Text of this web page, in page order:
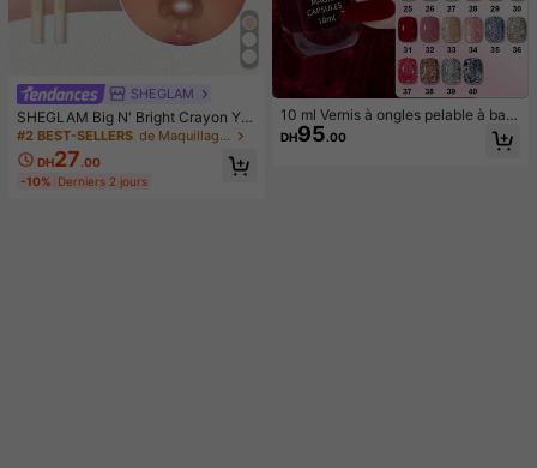
SHEGLAM
SHEGLAM Big N' Bright Crayon Ye
ux-Frost Paillettes Marque De Beau
té CosméTique Maquillage Pour Fe
mmes Et Filles
#2 BEST-SELLERS de Maquillage du visage
DH27.00
-10% Derniers 2 jours
10 ml Vernis à ongles pelable à bas
e d'eau, sans cuisson, à décoller, lo
ngue tenue, séchage rapide. Facile
DH95.00